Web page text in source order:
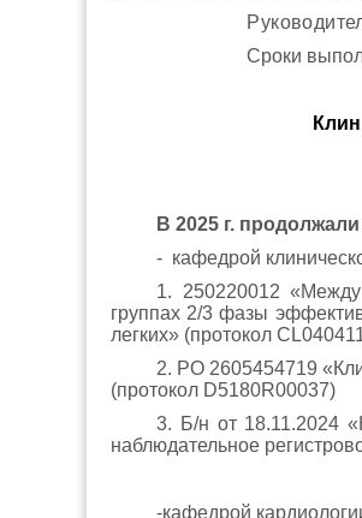
Сроки
В 2025 г.
- кафедрой
1. 250220012
группах 2/3 фазы
легких» (протокол
2. РО 2605454719
(протокол D5180R00037)
3. Б/н от 18.11.2024
наблюдательное
-кафедрой